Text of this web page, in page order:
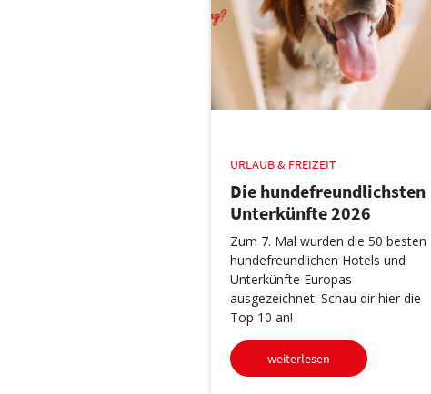
URLAUB & FREIZEIT
Die hundefreundlichsten
Unterkünfte 2026
Zum 7. Mal wurden die 50 besten
hundefreundlichen Hotels und
Unterkünfte Europas
ausgezeichnet. Schau dir hier die
Top 10 an!
weiterlesen